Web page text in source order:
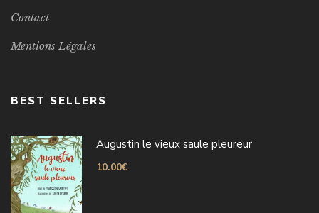
Contact
Mentions Légales
BEST SELLERS
Augustin le vieux saule pleureur
10.00€